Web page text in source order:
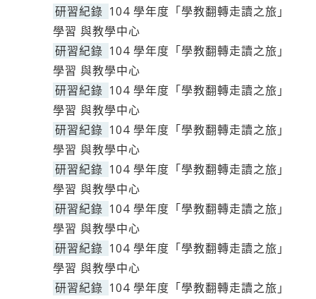
研習紀錄 104 學年度「學教翻轉走讀之旅」
學習 與教學中心
研習紀錄 104 學年度「學教翻轉走讀之旅」
學習 與教學中心
研習紀錄 104 學年度「學教翻轉走讀之旅」
學習 與教學中心
研習紀錄 104 學年度「學教翻轉走讀之旅」
學習 與教學中心
研習紀錄 104 學年度「學教翻轉走讀之旅」
學習 與教學中心
研習紀錄 104 學年度「學教翻轉走讀之旅」
學習 與教學中心
研習紀錄 104 學年度「學教翻轉走讀之旅」
學習 與教學中心
研習紀錄 104 學年度「學教翻轉走讀之旅」